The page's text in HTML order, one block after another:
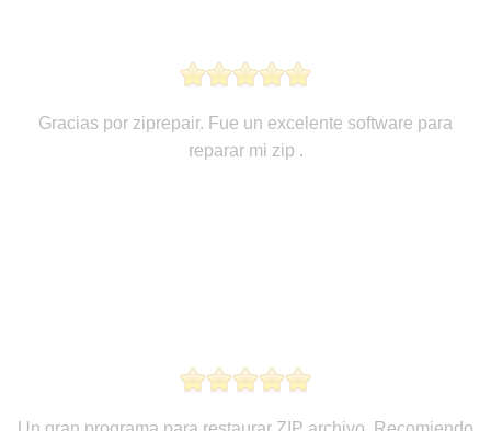
Gracias por ziprepair. Fue un excelente software para
reparar mi zip .